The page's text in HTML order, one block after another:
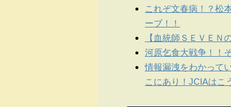
これぞ文春病！？松
ーブ！！
【血統師ＳＥＶＥＮ
河原乞食大戦争！！
情報漏洩をわかって
こにあり！JCIAはこ